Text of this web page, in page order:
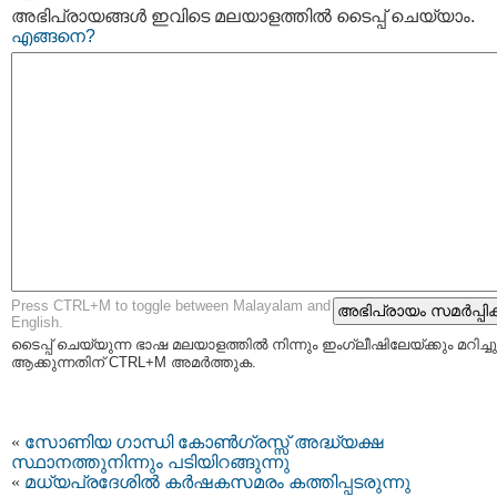
അഭിപ്രായങ്ങള്‍ ഇവിടെ മലയാളത്തില്‍ ടൈപ്പ് ചെയ്യാം.
എങ്ങനെ?
Press CTRL+M to toggle between Malayalam and
English.
ടൈപ്പ്‌ ചെയ്യുന്ന ഭാഷ മലയാളത്തില്‍ നിന്നും ഇംഗ്ലീഷിലേയ്ക്കും
ആക്കുന്നതിന് CTRL+M അമര്‍ത്തുക.
« സോണിയ ഗാന്ധി കോണ്‍ഗ്രസ്സ് അദ്ധ്യക്ഷ
സ്ഥാനത്തുനിന്നും പടിയിറങ്ങുന്നു
« മധ്യപ്രദേശില്‍ കര്‍ഷകസമരം കത്തിപ്പടരുന്നു